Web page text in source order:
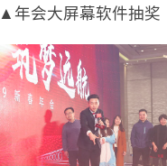
▲年会大屏幕软件抽奖